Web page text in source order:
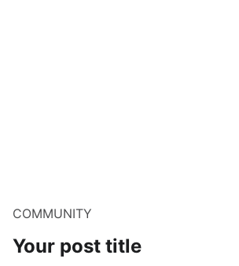
COMMUNITY
Your post title